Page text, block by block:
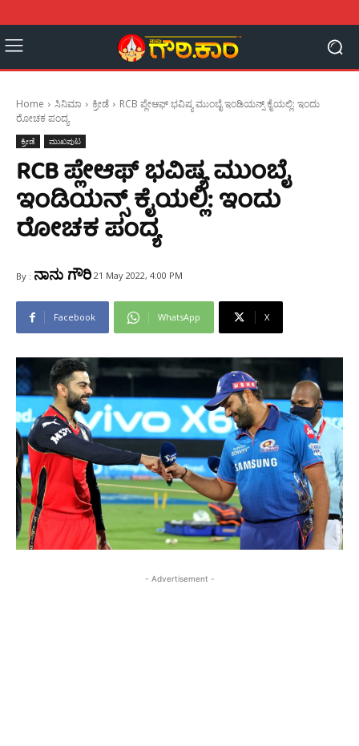
Home ಸಿನಿಮಾ ಕ್ರೀಡೆ
RCB ಪ್ಲೇಆಫ್ ಭವಿಷ್ಯ ಮುಂಬೈ ಇಂಡಿಯನ್ಸ್ ಕೈಯಲ್ಲಿ: ಇಂದು
ರೋಚಕ ಪಂದ್ಯ
ಕ್ರೀಡೆ ಮುಖಪುಟ
RCB ಪ್ಲೇಆಫ್ ಭವಿಷ್ಯ ಮುಂಬೈ
ಇಂಡಿಯನ್ಸ್ ಕೈಯಲ್ಲಿ: ಇಂದು
ರೋಚಕ ಪಂದ್ಯ
By : ನಾನು ಗೌರಿ 21 May 2022, 4:00 PM
Facebook WhatsApp X
- Advertisement -